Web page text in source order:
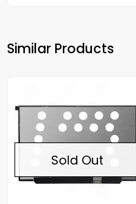
Similar Products
Sold Out